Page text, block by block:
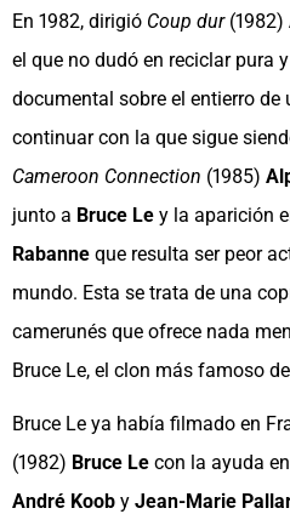
En 1982, dirigió Coup dur(1982)
el que no dudó en reciclar pura
documental sobre el entierro de
continuar con la que sigue
Cameroon Connection (1985)
junto a Bruce Le y la aparición
Rabanne que resulta ser peor
mundo. Esta se trata de una
camerunés que ofrece nada
Bruce Le, el clon más famoso de
Bruce Le ya había filmado en
(1982) Bruce Le con la ayuda
André Koob y Jean-Marie